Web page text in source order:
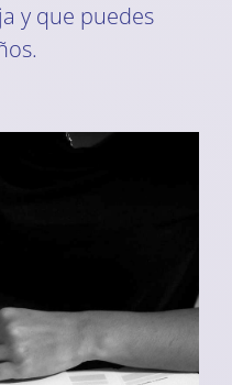
y que puedes